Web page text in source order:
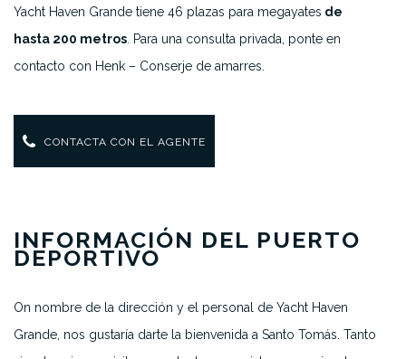
Yacht Haven Grande tiene 46 plazas para megayates de
hasta 200 metros . Para una consulta privada, ponte en
contacto con Henk – Conserje de amarres.
CONTACTA CON EL AGENTE
INFORMACIÓN DEL PUERTO
DEPORTIVO
On nombre de la dirección y el personal de Yacht Haven
Grande, nos gustaría darte la bienvenida a Santo Tomás. Tanto